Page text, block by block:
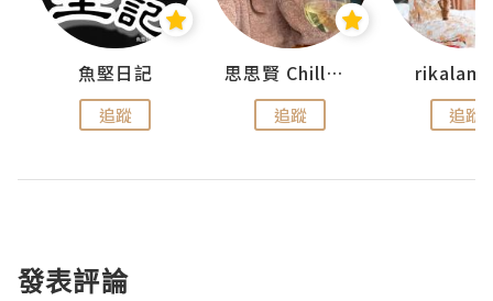
魚堅日記
追蹤
思思賢 ChillMyBabe
追蹤 追蹤
發表評論